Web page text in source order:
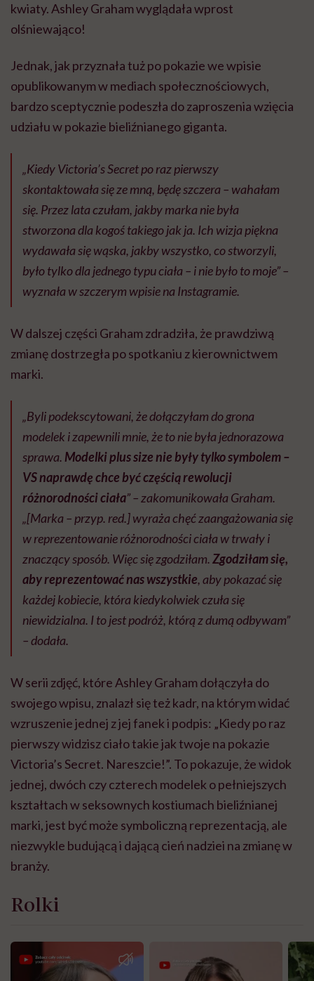
kwiaty. Ashley Graham wyglądała wprost
olśniewająco!
Jednak, jak przyznała tuż po pokazie we wpisie
opublikowanym w mediach społecznościowych,
bardzo sceptycznie podeszła do zaproszenia wzięcia
udziału w pokazie bieliźnianego giganta.
„Kiedy Victoria’s Secret po raz pierwszy
skontaktowała się ze mną, będę szczera – wahałam
się. Przez lata czułam, jakby marka nie była
stworzona dla kogoś takiego jak ja. Ich wizja piękna
wydawała się wąska, jakby wszystko, co stworzyli,
było tylko dla jednego typu ciała – i nie było to moje” –
wyznała w szczerym wpisie na Instagramie.
W dalszej części Graham zdradziła, że prawdziwą
zmianę dostrzegła po spotkaniu z kierownictwem
marki.
„Byli podekscytowani, że dołączyłam do grona
modelek i zapewnili mnie, że to nie była jednorazowa
sprawa. Modelki plus size nie były tylko symbolem –
VS naprawdę chce być częścią rewolucji
różnorodności ciała” – zakomunikowała Graham.
„[Marka – przyp. red.] wyraża chęć zaangażowania się
w reprezentowanie różnorodności ciała w trwały i
znaczący sposób. Więc się zgodziłam.Zgodziłam się,
aby reprezentować nas wszystkie, aby pokazać się
każdej kobiecie, która kiedykolwiek czuła się
niewidzialna. I to jest podróż, którą z dumą odbywam”
– dodała.
W serii zdjęć, które Ashley Graham dołączyła do
swojego wpisu, znalazł się też kadr, na którym widać
wzruszenie jednej z jej fanek i podpis: „Kiedy po raz
pierwszy widzisz ciało takie jak twoje na pokazie
Victoria’s Secret. Nareszcie!”. To pokazuje, że widok
jednej, dwóch czy czterech modelek o pełniejszych
kształtach w seksownych kostiumach bieliźnianej
marki, jest być może symboliczną reprezentacją, ale
niezwykle budującą i dającą cień nadziei na zmianę w
branży.
Rolki